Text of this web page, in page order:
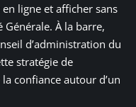
ligne et afficher sans
À la barre,
d’administration du
stratégie de
confiance autour d’un